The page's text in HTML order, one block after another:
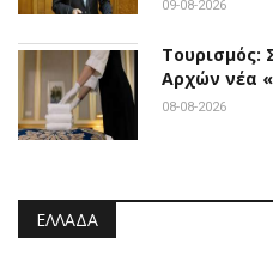
09-08-2026
Τουρισμός:
Αρχών νέα
08-08-2026
ΕΛΛΆΔΑ